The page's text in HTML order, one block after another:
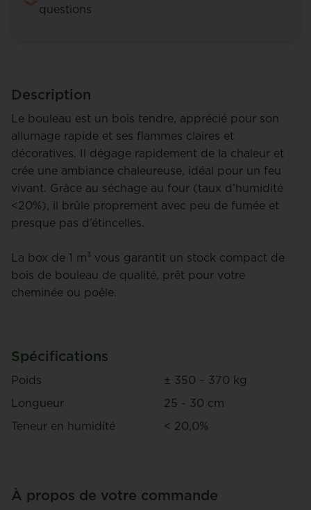
questions
Description
Le bouleau est un bois tendre, apprécié pour son
allumage rapide et ses flammes claires et
décoratives. Il dégage rapidement de la chaleur et
crée une ambiance chaleureuse, idéal pour un feu
vivant. Grâce au séchage au four (taux d’humidité
<20%), il brûle proprement avec peu de fumée et
presque pas d’étincelles.
La box de 1 m³ vous garantit un stock compact de
bois de bouleau de qualité, prêt pour votre
cheminée ou poêle.
Spécifications
Poids
± 350 – 370 kg
Longueur
25 - 30 cm
Teneur en humidité
< 20,0%
À propos de votre commande